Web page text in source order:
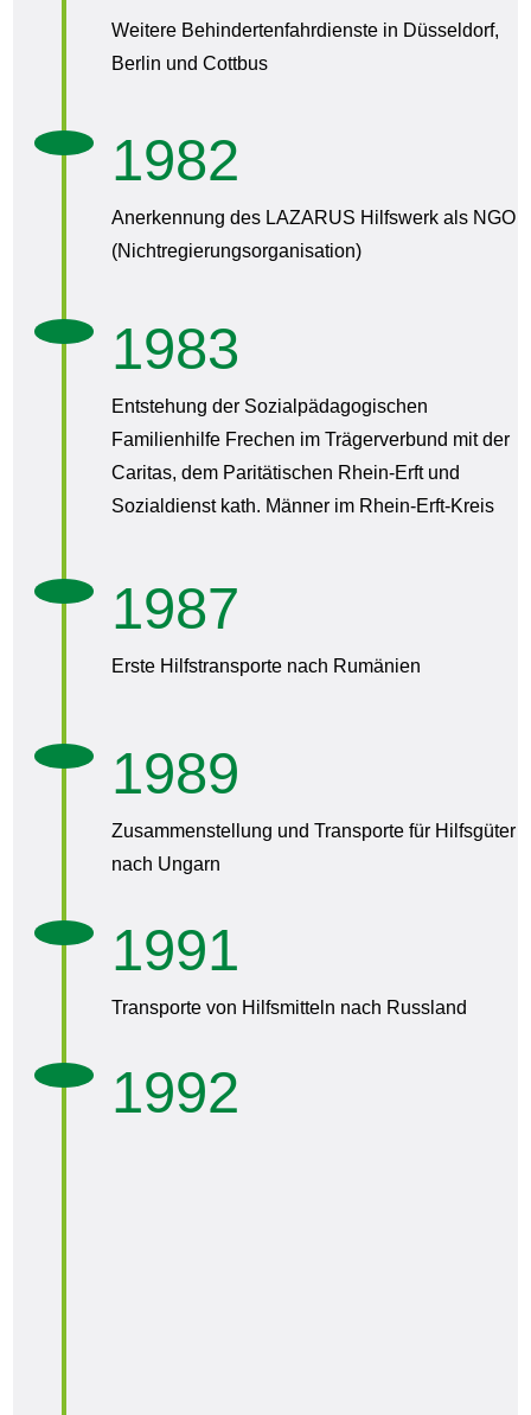
Weitere Behindertenfahrdienste in Düsseldorf,
Berlin und Cottbus
1982
Anerkennung des LAZARUS Hilfswerk als NGO
(Nichtregierungsorganisation)
1983
Entstehung der Sozialpädagogischen
Familienhilfe Frechen im Trägerverbund mit der
Caritas, dem Paritätischen Rhein-Erft und
Sozialdienst kath. Männer im Rhein-Erft-Kreis
1987
Erste Hilfstransporte nach Rumänien
1989
Zusammenstellung und Transporte für Hilfsgüter
nach Ungarn
1991
Transporte von Hilfsmitteln nach Russland
1992